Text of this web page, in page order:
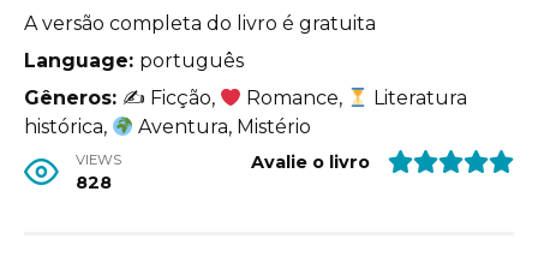
A versão completa do livro é gratuita
Language: português
Gêneros: ✍ Ficção, Romance,
Literatura
histórica,
Aventura, Mistério
VIEWS
828
Avalie o livro